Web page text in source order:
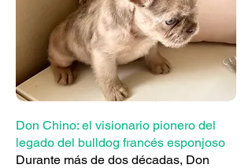
Don Chino: el visionario pionero del
legado del bulldog francés esponjoso
Durante más de dos décadas, Don